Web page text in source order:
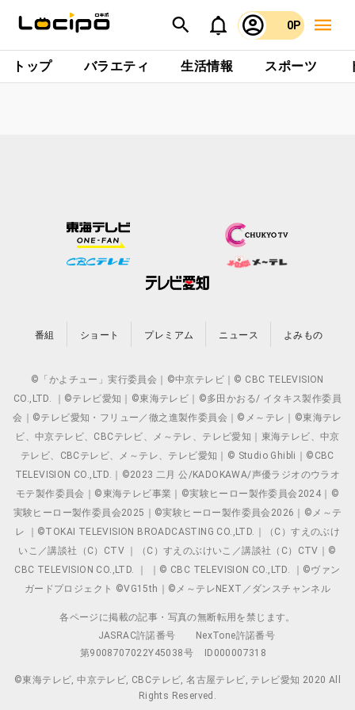
0P
トップ バラエティ 生活情報 スポーツ
番組 ショート プレミアム ニュース よみもの
©「かよチュー」実行委員会｜©中京テレビ｜© CBC TELEVISION
CO.,LTD. ｜©テレビ愛知｜©東海テレビ｜©多田かおる/ イタキス製作委員
会｜©テレビ愛知・フリュー／徹之進製作委員会｜©メ～テレ｜©東海テレ
ビ、中京テレビ、CBCテレビ、メ～テレ、テレビ愛知｜東海テレビ、中京
テレビ、CBCテレビ、メ～テレ、テレビ愛知｜© Studio Ghibli｜©CBC
TELEVISION CO.,LTD.｜©2023 二月 公/KADOKAWA/声優ラジオのウラオ
モテ製作委員会｜©東海テレビ事業｜©実験ヒーロー製作委員会2024｜©
実験ヒーロー製作委員会2025｜©実験ヒーロー製作委員会2026｜©メ～テ
レ ｜©TOKAI TELEVISION BROADCASTING CO.,LTD.｜（C）すえのぶけ
いこ／講談社（C）CTV ｜（C）すえのぶけいこ／講談社（C）CTV｜©
CBC TELEVISION CO.,LTD. ｜ ｜© CBC TELEVISION CO.,LTD. ｜©ヴァン
ガードプロジェクト ©VG15th｜©メ～テレNEXT／ダンスチャンネル
各ページに掲載の記事・写真の無断転用を禁じます。
JASRAC許諾番号
NexTone許諾番号
第9008707022Y45038号
ID000007318
©東海テレビ, 中京テレビ, CBCテレビ, 名古屋テレビ, テレビ愛知 2020 All
Rights Reserved.